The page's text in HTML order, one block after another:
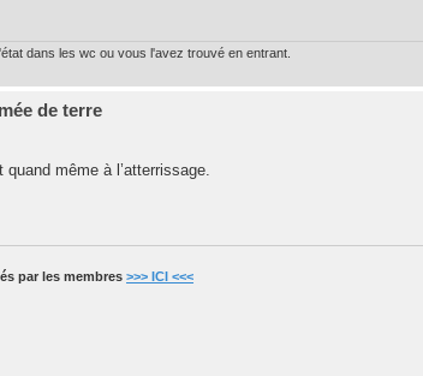
dans les wc ou vous l'avez trouvé en entrant.
de terre
même à l’atterrissage.
par les membres>>> ICI <<<